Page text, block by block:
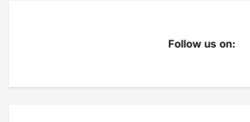
Follow us on: